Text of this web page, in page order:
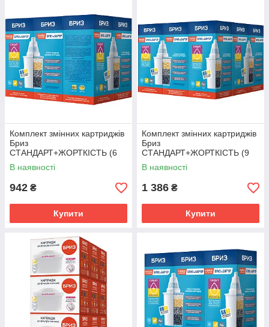
Комплект змінних картриджів
Бриз
СТАНДАРТ+ЖОРТКІСТЬ (6
ШТ.) (для фільтр-глечиків
Бриз і Бар'єр)
В наявності
942 ₴
Купити
Комплект змінних картриджів
Бриз
СТАНДАРТ+ЖОРТКІСТЬ (9
ШТ.) (для фільтр-глечиків
Бриз і Бар'єр)
В наявності
1 386 ₴
Купити